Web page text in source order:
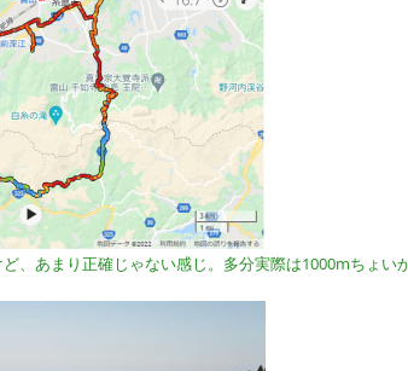
、あまり正確じゃない感じ。多分実際は1000mちょいか